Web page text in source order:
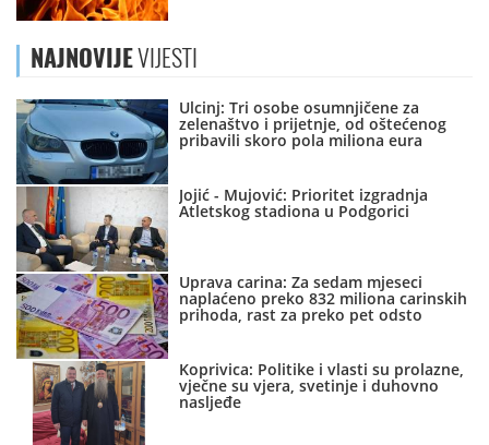
NAJNOVIJEVIJESTI
Ulcinj: Tri osobe osumnjičene za
zelenaštvo i prijetnje, od oštećenog
pribavili skoro pola miliona eura
Jojić - Mujović: Prioritet izgradnja
Atletskog stadiona u Podgorici
Uprava carina: Za sedam mjeseci
naplaćeno preko 832 miliona carinskih
prihoda, rast za preko pet odsto
Koprivica: Politike i vlasti su prolazne,
vječne su vjera, svetinje i duhovno
nasljeđe